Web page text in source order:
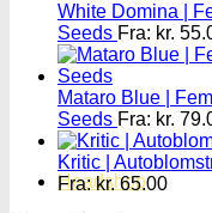
Headshop
White Domina |
Seeds Fra: kr.
Mataro Blue |
Seeds Fra: kr.
Kritic |
Fra:kr.65.00